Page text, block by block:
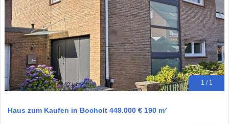
1 / 1
Haus zum Kaufen in Bocholt 449.000 € 190 m²